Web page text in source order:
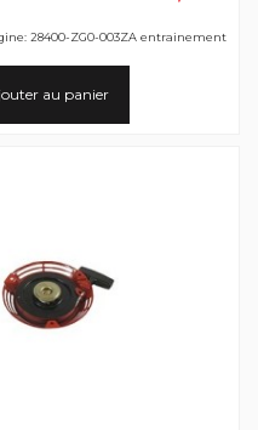
28400-ZG0-003ZA entrainement
au panier